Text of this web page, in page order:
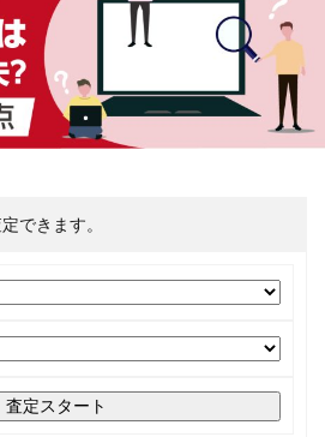
できます。
査定スタート